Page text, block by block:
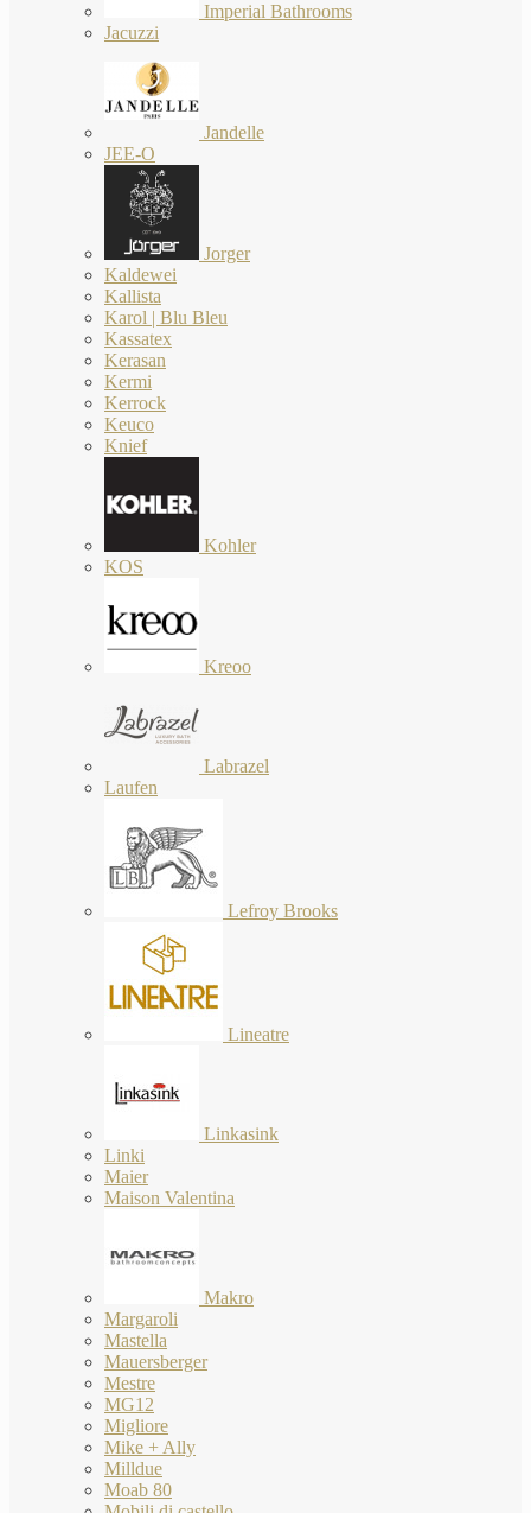
Imperial Bathrooms
Jacuzzi
Jandelle
JEE-O
Jorger
Kaldewei
Kallista
Karol | Blu Bleu
Kassatex
Kerasan
Kermi
Kerrock
Keuco
Knief
Kohler
KOS
Kreoo
Labrazel
Laufen
Lefroy Brooks
Lineatre
Linkasink
Linki
Maier
Maison Valentina
Makro
Margaroli
Mastella
Mauersberger
Mestre
MG12
Migliore
Mike + Ally
Milldue
Moab 80